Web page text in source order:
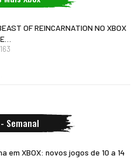
OF REINCARNATION NO XBOX
163
Semanal
em XBOX: novos jogos de 10 a 14